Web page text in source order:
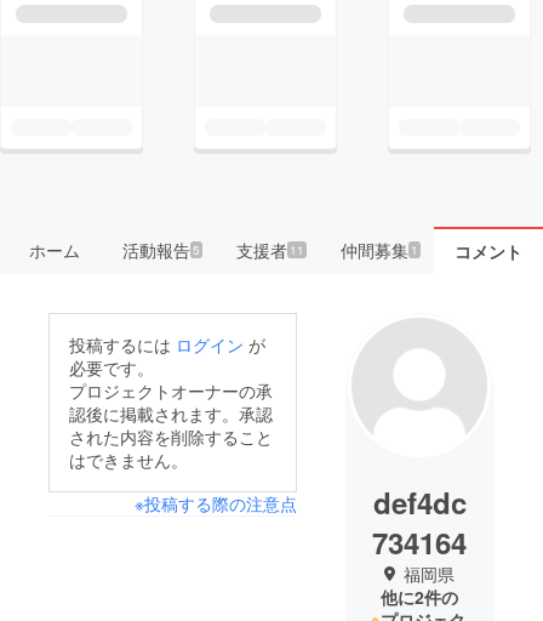
ホーム 活動報告5 支援者 11 仲間募集 1 コメント
投稿するには ログイン が
必要です。
プロジェクトオーナーの承
認後に掲載されます。承認
された内容を削除すること
はできません。
※投稿する際の注意点
def4dc
734164
福岡県
他に2件の